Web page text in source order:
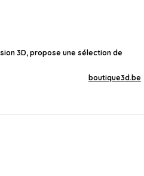
3D, propose une sélection de
boutique3d.be